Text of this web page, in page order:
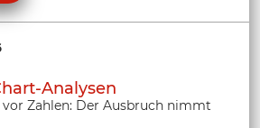
Analysen
vor Zahlen: Der Ausbruch nimmt